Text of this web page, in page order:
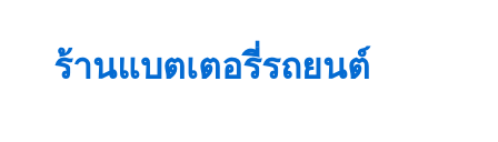
ร้านแบตเตอรี่รถยนต์